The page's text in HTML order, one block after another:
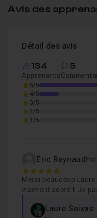
Avis des
Détail des avis
134
Apprenants
5
5/5
4/5
3/5
2/5
1/5
Eric Reynaud
5
Merci beaucoup
vraiment adoré !! Je
Laure Seixas